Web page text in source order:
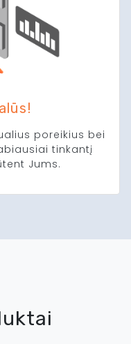
poreikius bei
tinkantį
Jums.